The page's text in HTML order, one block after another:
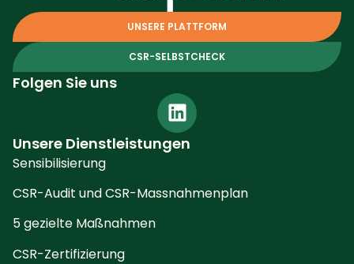
UNSERE PLATTFORM
CSR-SELBSTCHECK
Folgen Sie uns
Unsere Dienstleistungen
Sensibilisierung
CSR-Audit und CSR-Massnahmenplan
5 gezielte Maßnahmen
CSR-Zertifizierung